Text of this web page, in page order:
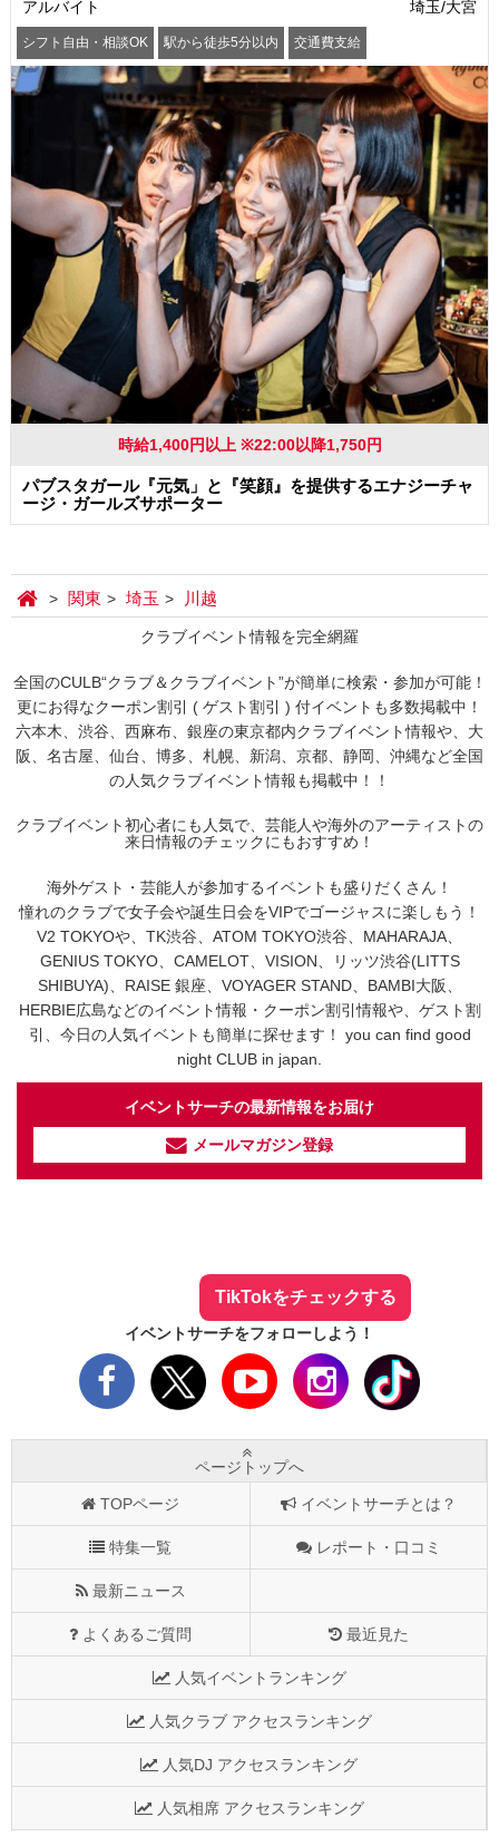
アルバイト 埼玉/大宮
シフト自由・相談OK 駅から徒歩5分以内 交通費支給
時給1,400円以上 ※22:00以降1,750円
パブスタガール『元気」と『笑顔』を提供するエナジーチャ
ージ・ガールズサポーター
関東 埼玉 川越
クラブイベント情報を完全網羅
全国のCULB“クラブ＆クラブイベント”が簡単に検索・参加が可能！
更にお得なクーポン割引 ( ゲスト割引 ) 付イベントも多数掲載中！
六本木、渋谷、西麻布、銀座の東京都内クラブイベント情報や、大
阪、名古屋、仙台、博多、札幌、新潟、京都、静岡、沖縄など全国
の人気クラブイベント情報も掲載中！！
クラブイベント初心者にも人気で、芸能人や海外のアーティストの
来日情報のチェックにもおすすめ！
海外ゲスト・芸能人が参加するイベントも盛りだくさん！
憧れのクラブで女子会や誕生日会をVIPでゴージャスに楽しもう！
V2 TOKYOや、TK渋谷、ATOM TOKYO渋谷、MAHARAJA、
GENIUS TOKYO、CAMELOT、VISION、リッツ渋谷(LITTS
SHIBUYA)、RAISE 銀座、VOYAGER STAND、BAMBI大阪、
HERBIE広島などのイベント情報・クーポン割引情報や、ゲスト割
引、今日の人気イベントも簡単に探せます！ you can find good
night CLUB in japan.
イベントサーチの最新情報をお届け
メールマガジン登録
TikTokをチェックする
イベントサーチをフォローしよう！
ページトップへ
TOPページ イベントサーチとは？
特集一覧 レポート・口コミ
最新ニュース
よくあるご質問 最近見た
人気イベントランキング
人気クラブ アクセスランキング
人気DJ アクセスランキング
人気相席 アクセスランキング